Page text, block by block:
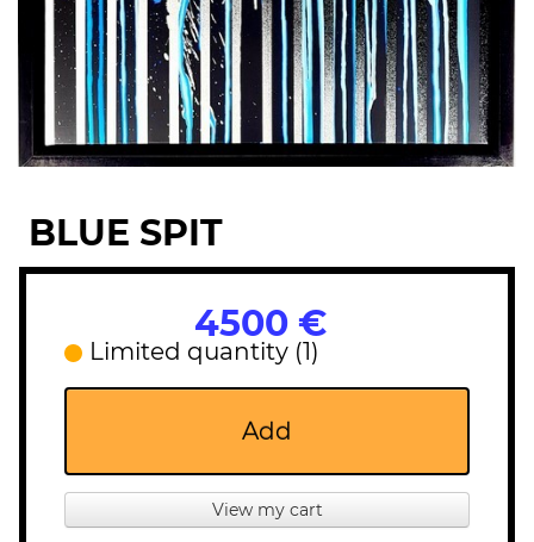
BLUE SPIT
4500 €
Limited quantity (1)
Add
View my cart